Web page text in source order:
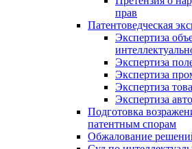
прав
Патентоведческая
Экспертиза
Экспертиза
Экспертиза
Экспертиза
Экспертиза
Подготовка
патентным спорам
Обжалование